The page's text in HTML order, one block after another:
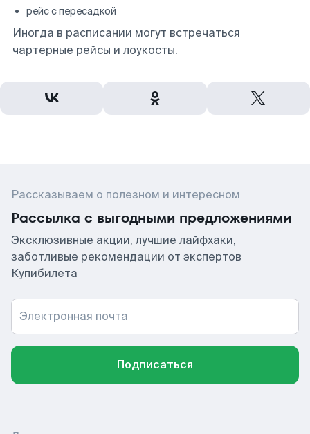
рейс с пересадкой
Иногда в расписании могут встречаться
чартерные рейсы и лоукосты.
Рассказываем о полезном и интересном
Рассылка с выгодными предложениями
Эксклюзивные акции, лучшие лайфхаки,
заботливые рекомендации от экспертов
Купибилета
Электронная почта
Подписаться